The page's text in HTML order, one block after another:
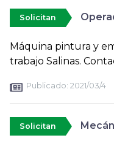
Solicitan
Máquina pintura y
trabajo Salinas.
Publicado: 2021/03/4
Solicitan